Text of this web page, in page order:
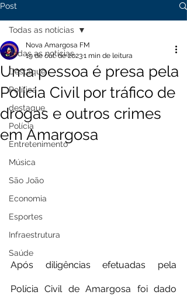
Post
Todas as notícias
Destaque
Política
destaque
Polícia
Entretenimento
Música
São João
Economia
Esportes
Infraestrutura
Saúde
Todas as notícias
Uma pessoa é presa pela
Polícia Civil por tráfico de
drogas e outros crimes
em Amargosa
Nova Amargosa FM
19 de out. de 20231 min de leitura
Após diligências efetuadas pela
Polícia Civil de Amargosa foi dado